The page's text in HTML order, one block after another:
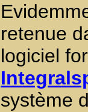
retenue
logiciel
système